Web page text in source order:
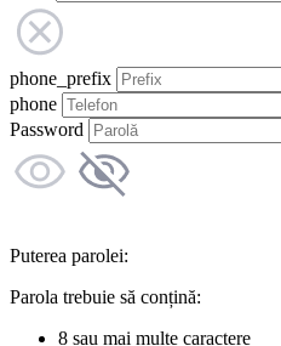
phone_prefix
phone
Password
Puterea parolei:
Parola trebuie să conțină:
8 sau mai multe caractere